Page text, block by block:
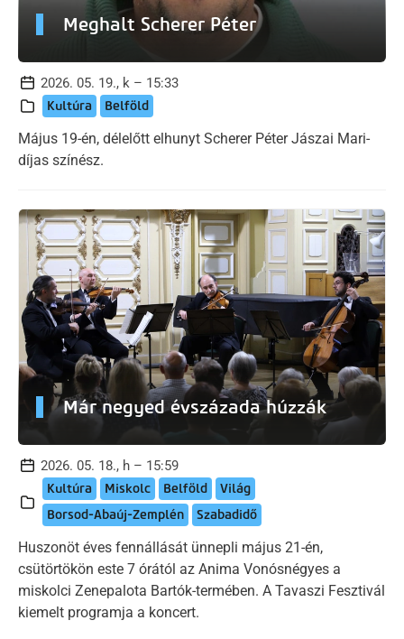
Meghalt Scherer Péter
2026. 05. 19., k – 15:33
Kultúra Belföld
Május 19-én, délelőtt elhunyt Scherer Péter Jászai Mari-
díjas színész.
Már negyed évszázada húzzák
2026. 05. 18., h – 15:59
Kultúra Miskolc Belföld
Világ
Borsod-Abaúj-Zemplén
Szabadidő
Huszonöt éves fennállását ünnepli május 21-én,
csütörtökön este 7 órától az Anima Vonósnégyes a
miskolci Zenepalota Bartók-termében. A Tavaszi Fesztivál
kiemelt programja a koncert.